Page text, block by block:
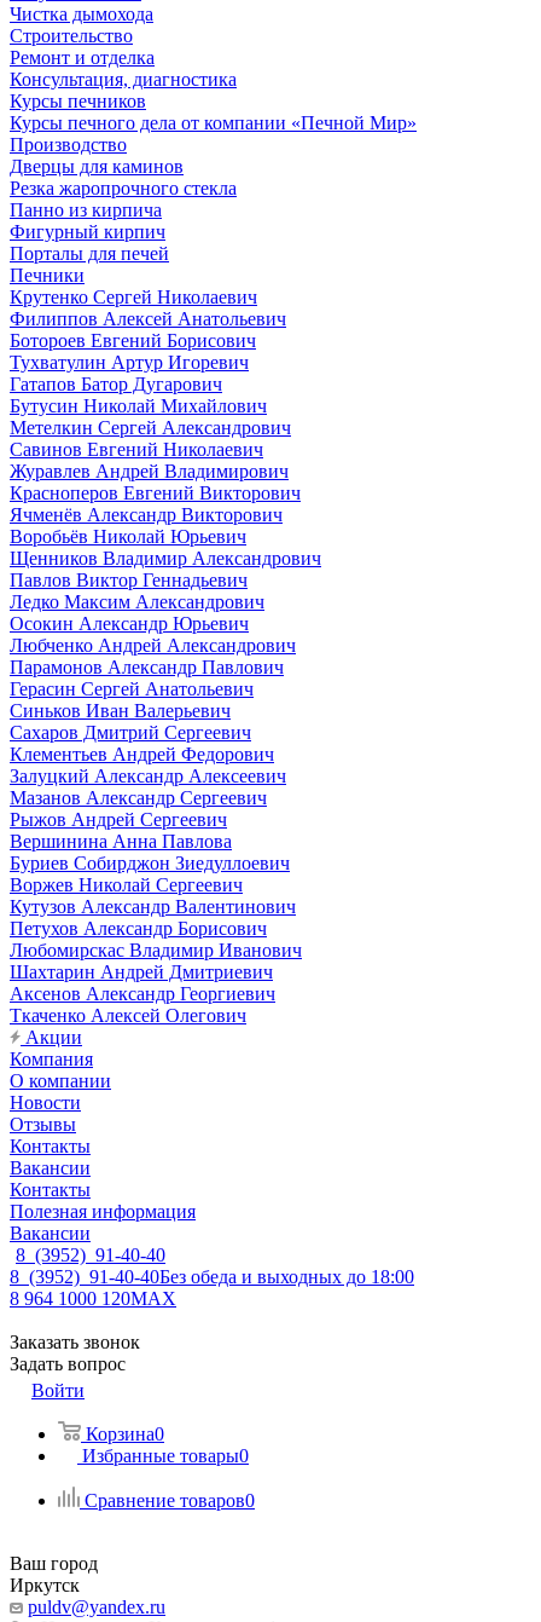
Чистка дымохода
Строительство
Ремонт и отделка
Консультация, диагностика
Курсы печников
Курсы печного дела от компании «Печной Мир»
Производство
Дверцы для каминов
Резка жаропрочного стекла
Панно из кирпича
Фигурный кирпич
Порталы для печей
Печники
Крутенко Сергей Николаевич
Филиппов Алексей Анатольевич
Ботороев Евгений Борисович
Тухватулин Артур Игоревич
Гатапов Батор Дугарович
Бутусин Николай Михайлович
Метелкин Сергей Александрович
Савинов Евгений Николаевич
Журавлев Андрей Владимирович
Красноперов Евгений Викторович
Ячменёв Александр Викторович
Воробьёв Николай Юрьевич
Щенников Владимир Александрович
Павлов Виктор Геннадьевич
Ледко Максим Александрович
Осокин Александр Юрьевич
Любченко Андрей Александрович
Парамонов Александр Павлович
Герасин Сергей Анатольевич
Синьков Иван Валерьевич
Сахаров Дмитрий Сергеевич
Клементьев Андрей Федорович
Залуцкий Александр Алексеевич
Мазанов Александр Сергеевич
Рыжов Андрей Сергеевич
Вершинина Анна Павлова
Буриев Собирджон Зиедуллоевич
Воржев Николай Сергеевич
Кутузов Александр Валентинович
Петухов Александр Борисович
Любомирскас Владимир Иванович
Шахтарин Андрей Дмитриевич
Аксенов Александр Георгиевич
Ткаченко Алексей Олегович
Акции
Компания
О компании
Новости
Отзывы
Контакты
Вакансии
Контакты
Полезная информация
Вакансии
8 (3952) 91-40-40
8 (3952) 91-40-40Без обеда и выходных до 18:00
8 964 1000 120MAX
Заказать звонок
Задать вопрос
Войти
Корзина0
Избранные товары0
Сравнение товаров0
Ваш город
Иркутск
puldv@yandex.ru